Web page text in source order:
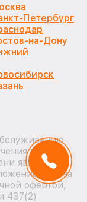
Петербург
на-Дону
на них
является
цен на
офертой,
437(2)